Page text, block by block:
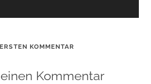
KOMMENTAR
Kommentar